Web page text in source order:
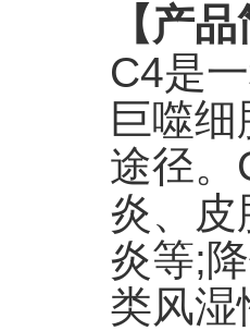
【产品
C4是
巨噬
途径。
炎、皮
炎等;
类风湿